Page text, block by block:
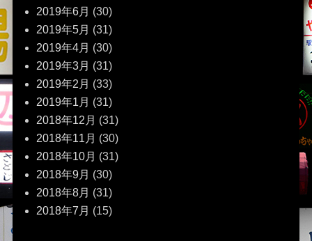
2019年6月 (30)
2019年5月 (31)
2019年4月 (30)
2019年3月 (31)
2019年2月 (33)
2019年1月 (31)
2018年12月 (31)
2018年11月 (30)
2018年10月 (31)
2018年9月 (30)
2018年8月 (31)
2018年7月 (15)